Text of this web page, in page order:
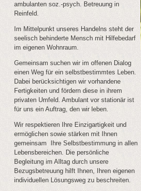
ambulanten soz.-psych. Betreuung in
Reinfeld.
Im Mittelpunkt unseres Handelns steht der
seelisch behinderte Mensch mit Hilfebedarf
im eigenen Wohnraum.
Gemeinsam suchen wir im offenen Dialog
einen Weg für ein selbstbestimmtes Leben.
Dabei berücksichtigen wir vorhandene
Fertigkeiten und fördern diese in ihrem
privaten Umfeld. Ambulant vor stationär ist
für uns ein Auftrag, den wir leben.
Wir respektieren Ihre Einzigartigkeit und
ermöglichen sowie stärken mit Ihnen
gemeinsam Ihre Selbstbestimmung in allen
Lebensbereichen. Die persönliche
Begleitung im Alltag durch unsere
Bezugsbetreuung hilft Ihnen, Ihren eigenen
individuellen Lösungsweg zu beschreiten.